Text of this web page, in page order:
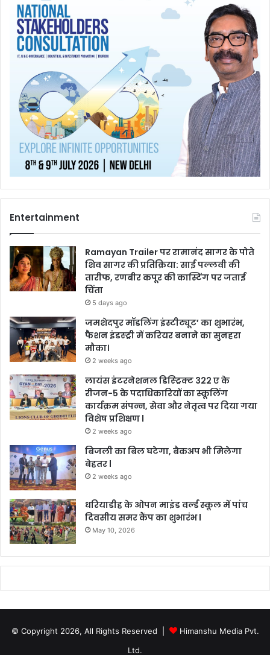
Entertainment
Ramayan Trailer पर रामानंद सागर के पोते
शिव सागर की प्रतिक्रिया: साई पल्लवी की
तारीफ, रणबीर कपूर की कास्टिंग पर जताई
चिंता
5 days ago
जमशेदपुर मॉडलिंग इंस्टीट्यूट’ का शुभारंभ,
फैशन इंडस्ट्री में करियर बनाने का सुनहरा
मौका।
2 weeks ago
लायंस इंटरनेशनल डिस्ट्रिक्ट 322 ए के
रीजन-5 के पदाधिकारियों का स्कूलिंग
कार्यक्रम संपन्न, सेवा और नेतृत्व पर दिया गया
विशेष प्रशिक्षण l
2 weeks ago
बिजली का बिल घटेगा, बैकअप भी मिलेगा
बेहतर l
2 weeks ago
धरियाडीह के ओपन माइंड वर्ल्ड स्कूल में पांच
दिवसीय समर कैंप का शुभारंभ l
May 10, 2026
© Copyright 2026, All Rights Reserved |
Himanshu Media Pvt.
Ltd.